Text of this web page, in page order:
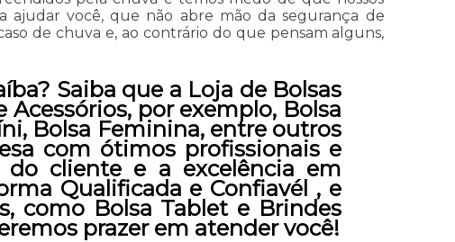
ajudar você, que não abre mão da segurança de
de chuva e, ao contrário do que pensam alguns,
Saiba que a Loja de Bolsas
por exemplo, Bolsa
Bolsa Feminina, entre outros
com ótimos profissionais e
do cliente e a excelência em
Qualificada e Confiavél , e
como Bolsa Tablet e Brindes
prazer em atender você!